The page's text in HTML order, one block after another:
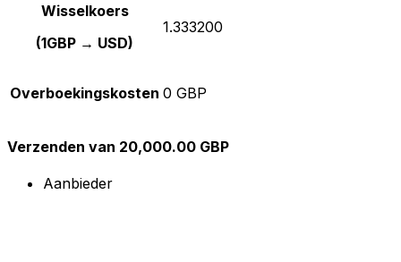
Wisselkoers
(1GBP → USD)
1.333200
Overboekingskosten 0 GBP
Verzenden van 20,000.00 GBP
Aanbieder